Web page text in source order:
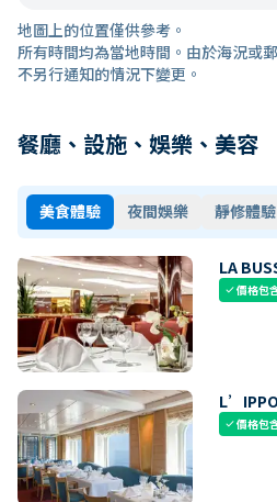
地圖上的位置僅供參考。
所有時間均為當地時間。由於海況或
不另行通知的情況下變更。
餐廳、設施、娛樂、美容
美食體驗 夜間娛樂 靜修體驗
LA
check價格包
check價格包